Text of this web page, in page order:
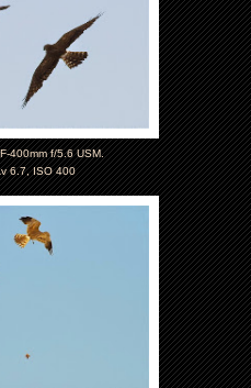
400mm f/5.6 USM.
6.7, ISO 400